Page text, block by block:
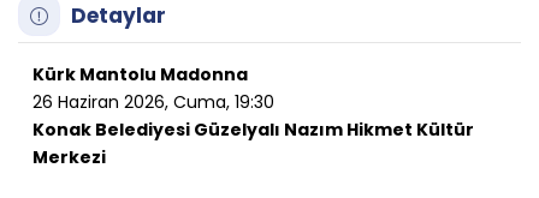
Detaylar
Kürk Mantolu Madonna
26 Haziran 2026, Cuma, 19:30
Konak Belediyesi Güzelyalı Nazım Hikmet Kültür
Merkezi